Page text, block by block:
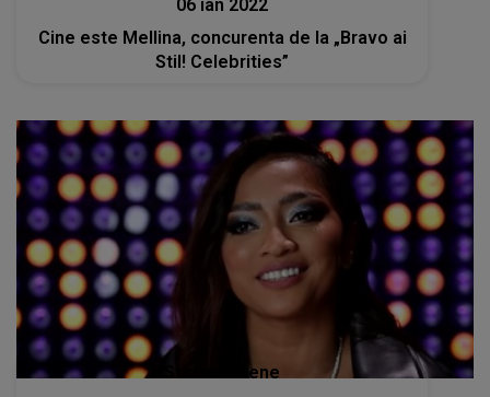
06 ian 2022
Cine este Mellina, concurenta de la „Bravo ai
Stil! Celebrities”
Stiri mondene